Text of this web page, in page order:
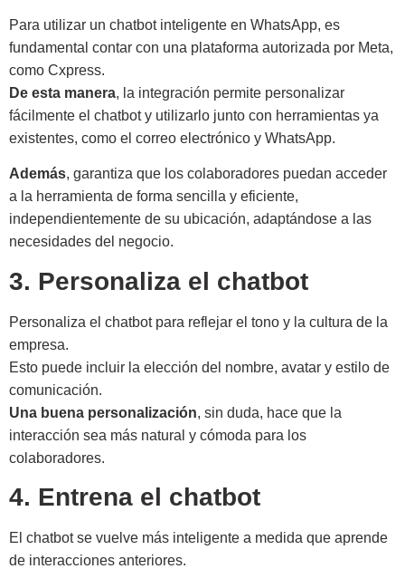
Para utilizar un chatbot inteligente en WhatsApp, es
fundamental contar con una plataforma autorizada por Meta,
como Cxpress.
De esta manera, la integración permite personalizar
fácilmente el chatbot y utilizarlo junto con herramientas ya
existentes, como el correo electrónico y WhatsApp.
Además, garantiza que los colaboradores puedan acceder
a la herramienta de forma sencilla y eficiente,
independientemente de su ubicación, adaptándose a las
necesidades del negocio.
3. Personaliza el chatbot
Personaliza el chatbot para reflejar el tono y la cultura de la
empresa.
Esto puede incluir la elección del nombre, avatar y estilo de
comunicación.
Una buena personalización, sin duda, hace que la
interacción sea más natural y cómoda para los
colaboradores.
4. Entrena el chatbot
El chatbot se vuelve más inteligente a medida que aprende
de interacciones anteriores.